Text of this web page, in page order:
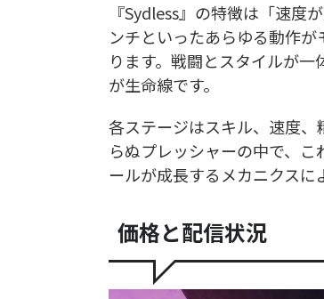
『Sydless』の特徴は「速度
ンチといったあらゆる動作
ります。戦闘とスタイルが
が生命線です。
各ステージはスキル、速度、
らぬプレッシャーの中で、
ールが成長するメカニクスに
価格と配信状況